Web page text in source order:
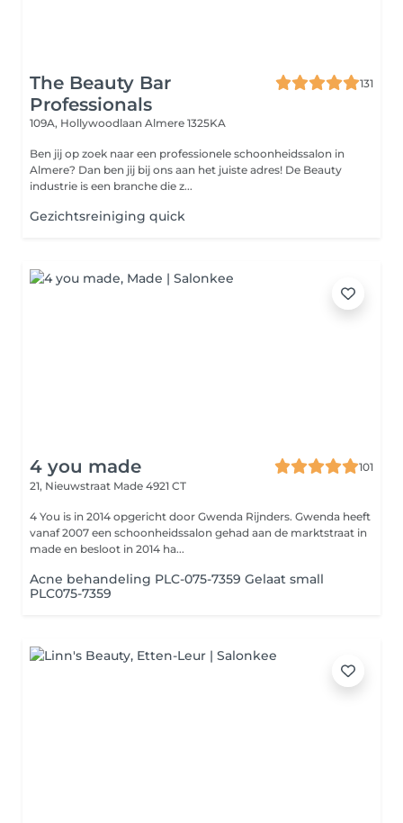
The Beauty Bar
Professionals
131
109A, Hollywoodlaan Almere 1325KA
Ben jij op zoek naar een professionele schoonheidssalon in
Almere? Dan ben jij bij ons aan het juiste adres! De Beauty
industrie is een branche die z...
Gezichtsreiniging quick
4 you made
101
21, Nieuwstraat Made 4921 CT
4 You is in 2014 opgericht door Gwenda Rijnders. Gwenda heeft
vanaf 2007 een schoonheidssalon gehad aan de marktstraat in
made en besloot in 2014 ha...
Acne behandeling PLC-075-7359 Gelaat small
PLC075-7359